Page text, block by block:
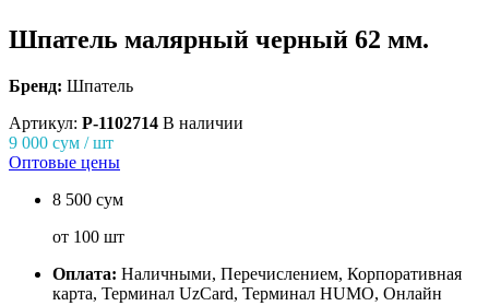
Шпатель малярный черный 62 мм.
Бренд: Шпатель
Артикул: P-1102714 В наличии
9 000 сум / шт
Оптовые цены
8 500 сум
от 100 шт
Оплата: Наличными, Перечислением, Корпоративная
карта, Терминал UzCard, Терминал HUMO, Онлайн